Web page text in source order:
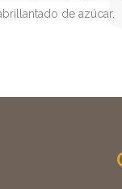
de azúcar.